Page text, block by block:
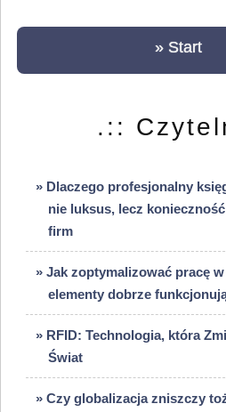
» Start
.::
» Dlaczego profesjonalny
nie luksus, lecz
firm
» Jak zoptymalizować pracę
elementy dobrze
» RFID: Technologia, która
Świat
» Czy globalizacja zniszczy